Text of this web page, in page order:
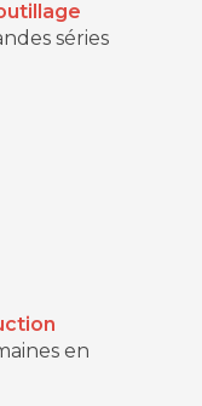
séries
en